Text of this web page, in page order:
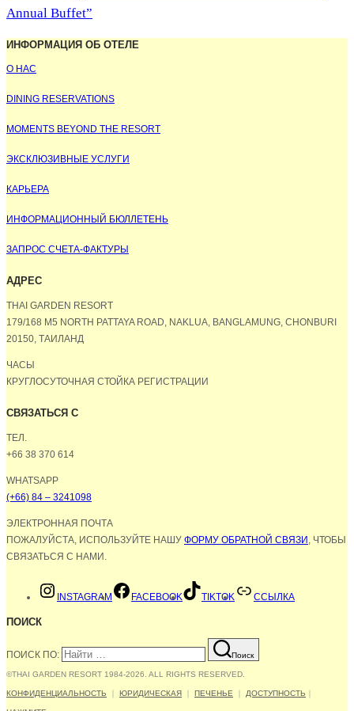
Annual Buffet”
ИНФОРМАЦИЯ ОБ ОТЕЛЕ
О НАС
DINING RESERVATIONS
MOMENTS BEYOND THE RESORT
ЭКСКЛЮЗИВНЫЕ УСЛУГИ
КАРЬЕРА
ИНФОРМАЦИОННЫЙ БЮЛЛЕТЕНЬ
ЗАПРОС СЧЕТА-ФАКТУРЫ
АДРЕС
THAI GARDEN RESORT
179/168 M5 NORTH PATTAYA ROAD, NAKLUA, BANGLAMUNG, CHONBURI
20150, ТАИЛАНД
ЧАСЫ
КРУГЛОСУТОЧНАЯ СТОЙКА РЕГИСТРАЦИИ
СВЯЗАТЬСЯ С
ТЕЛ.
+66 38 370 614
WHATSAPP
(+66) 84 – 3241098
ЭЛЕКТРОННАЯ ПОЧТА
ПОЖАЛУЙСТА, ИСПОЛЬЗУЙТЕ НАШУ ФОРМУ ОБРАТНОЙ СВЯЗИ , ЧТОБЫ
СВЯЗАТЬСЯ С НАМИ.
INSTAGRAM FACEBOOK TIKTOK ССЫЛКА
ПОИСК
ПОИСК ПО: Поиск
©THAI GARDEN RESORT 1984-2026. ALL RIGHTS RESERVED.
КОНФИДЕНЦИАЛЬНОСТЬ ЮРИДИЧЕСКАЯ ПЕЧЕНЬЕ ДОСТУПНОСТЬ